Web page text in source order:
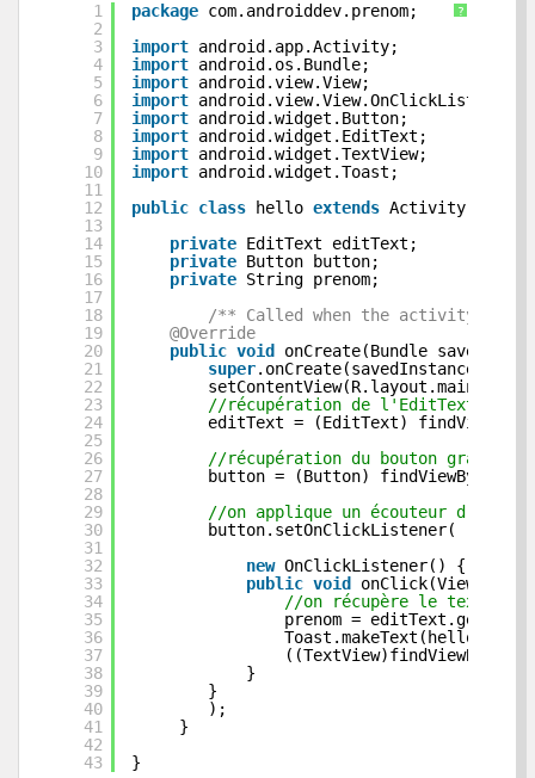
?
1
2
3
4
5
6
7
8
9
10
11
12
13
14
15
16
17
18
19
20
21
22
23
24
25
26
27
28
29
30
31
32
33
34
35
36
37
38
39
40
41
42
43
package com.androiddev.prenom;
import android.app.Activity;
import android.os.Bundle;
import android.view.View;
import android.view.View.OnClickListener;
import android.widget.Button;
import android.widget.EditText;
import android.widget.TextView;
import android.widget.Toast;
public class hello extends Activity {
private EditText editText;
private Button button;
private String prenom;
/** Called when the activity is
@Override
public void
onCreate(Bundle
super
setContentView(R.layout.main);
//récupération de l'EditText grâce
editText = (EditText)
//récupération du bouton grâce à
button = (Button)
//on applique un écouteur
button.setOnClickListener(
new OnClickListener() {
public void
onClick(View v) {
//on récupère le texte
prenom =
Toast.makeText(hello.
}
}
);
}
}